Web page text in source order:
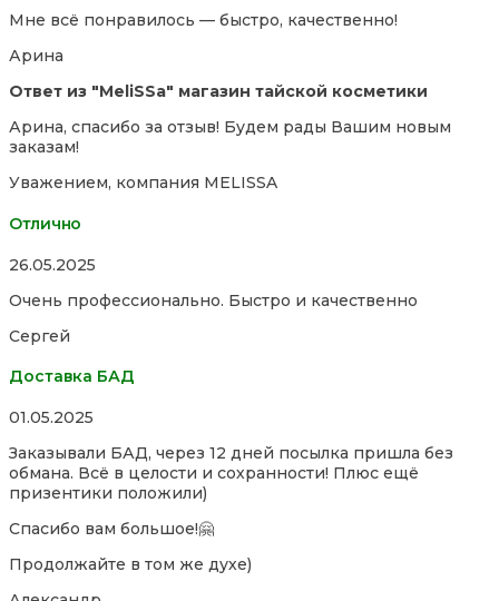
out
5
Мне всё понравилось — быстро, качественно!
Арина
Ответ из "MeliSSa" магазин тайской косметики
Арина, спасибо за отзыв! Будем рады Вашим новым
заказам!
Уважением, компания MELISSA
Отлично
Rated
out
5
26.05.2025
Очень профессионально. Быстро и качественно
Сергей
Доставка БАД
Rated
out
of
5
01.05.2025
Заказывали БАД, через 12 дней посылка пришла без
обмана. Всё в целости и сохранности! Плюс ещё
призентики положили)
Спасибо вам большое!🤗
Продолжайте в том же духе)